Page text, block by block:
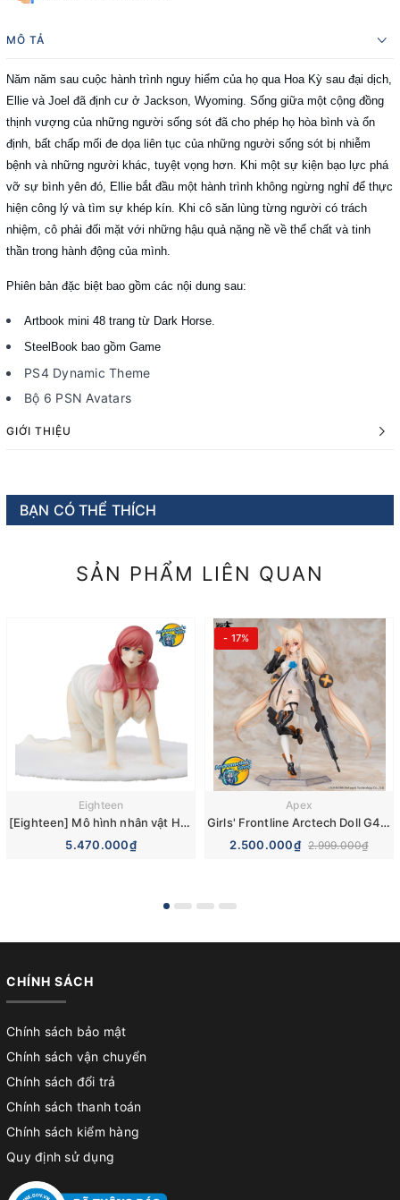
MÔ TẢ
Năm năm sau cuộc hành trình nguy hiểm của họ qua Hoa Kỳ sau đại dịch,
Ellie và Joel đã định cư ở Jackson, Wyoming. Sống giữa một cộng đồng
thịnh vượng của những người sống sót đã cho phép họ hòa bình và ổn
định, bất chấp mối đe dọa liên tục của những người sống sót bị nhiễm
bệnh và những người khác, tuyệt vọng hơn. Khi một sự kiện bạo lực phá
vỡ sự bình yên đó, Ellie bắt đầu một hành trình không ngừng nghỉ để thực
hiện công lý và tìm sự khép kín. Khi cô săn lùng từng người có trách
nhiệm, cô phải đối mặt với những hậu quả nặng nề về thể chất và tinh
thần trong hành động của mình.
Phiên bản đặc biệt bao gồm các nội dung sau:
Artbook mini 48 trang từ Dark Horse.
SteelBook bao gồm Game
PS4 Dynamic Theme
Bộ 6 PSN Avatars
GIỚI THIỆU
BẠN CÓ THỂ THÍCH
SẢN PHẨM LIÊN QUAN
Eighteen
[Eighteen] Mô hình nhân vật Heartful Maman Shiori Arima 1/6 Scale Figure (Cast off)
5.470.000₫
- 17%
Apex
Girls' Frontline Arctech Doll G41 1/8 Figure
2.500.000₫ 2.999.000₫
CHÍNH SÁCH
Chính sách bảo mật
Chính sách vận chuyển
Chính sách đổi trả
Chính sách thanh toán
Chính sách kiểm hàng
Quy định sử dụng